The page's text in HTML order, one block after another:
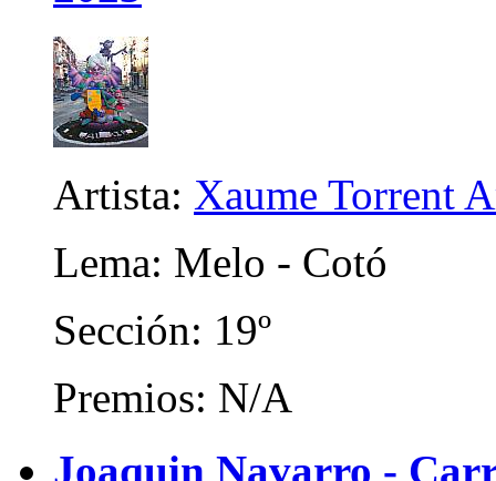
Artista: Xaume Torrent
Lema: Melo - Cotó
Sección: 19º
Premios: N/A
Joaquin Navarro -